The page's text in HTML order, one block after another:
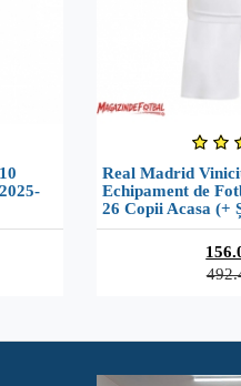
Real Madrid
Echipament de
26 Copii Acasa (+